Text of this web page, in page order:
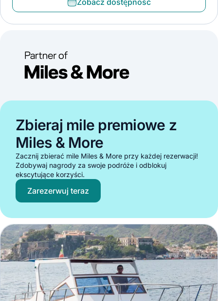
Zobacz dostępność
Zbieraj mile premiowe z
Miles & More
Zacznij zbierać mile Miles & More przy każdej rezerwacji!
Zdobywaj nagrody za swoje podróże i odblokuj
ekscytujące korzyści.
Zarezerwuj teraz